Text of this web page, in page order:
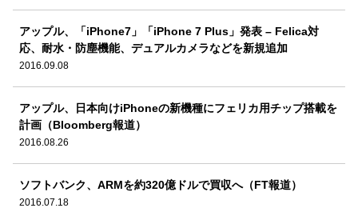
アップル、「iPhone7」「iPhone 7 Plus」発表 – Felica対
応、耐水・防塵機能、デュアルカメラなどを新規追加
2016.09.08
アップル、日本向けiPhoneの新機種にフェリカ用チップ搭載を
計画（Bloomberg報道）
2016.08.26
ソフトバンク、ARMを約320億ドルで買収へ（FT報道）
2016.07.18